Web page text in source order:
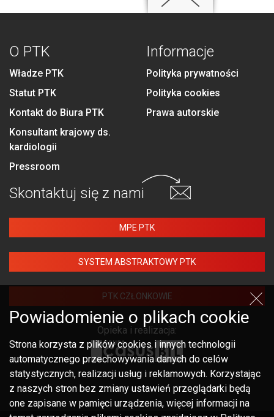
O PTK
Władze PTK
Statut PTK
Kontakt do Biura PTK
Konsultant krajowy ds.
kardiologii
Pressroom
Informacje
Polityka prywatności
Polityka cookies
Prawa autorskie
Skontaktuj się z nami
MPE PTK
SYSTEM ABSTRAKTOWY PTK
PTK CZŁONKOWIE
Opieka i realizacja:
Powiadomienie o plikach cookie
Strona korzysta z plików cookies i innych technologii
automatycznego przechowywania danych do celów
statystycznych, realizacji usług i reklamowych. Korzystając
z naszych stron bez zmiany ustawień przeglądarki będą
one zapisane w pamięci urządzenia, więcej informacji na